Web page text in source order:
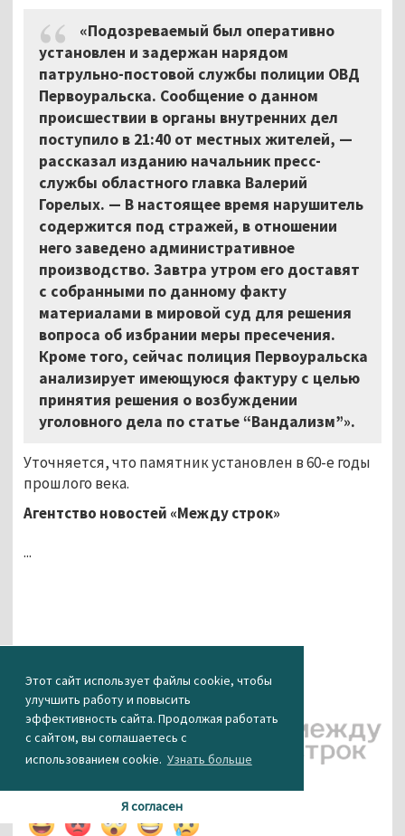
Этот сайт использует файлы cookie, чтобы
улучшить работу и повысить
эффективность сайта. Продолжая работать
с сайтом, вы соглашаетесь с
использованием cookie. Узнать больше
Я согласен
«Подозреваемый был оперативно
установлен и задержан нарядом
патрульно-постовой службы полиции ОВД
Первоуральска. Сообщение о данном
происшествии в органы внутренних дел
поступило в 21:40 от местных жителей, —
рассказал изданию начальник пресс-
службы областного главка Валерий
Горелых. — В настоящее время нарушитель
содержится под стражей, в отношении
него заведено административное
производство. Завтра утром его доставят
с собранными по данному факту
материалами в мировой суд для решения
вопроса об избрании меры пресечения.
Кроме того, сейчас полиция Первоуральска
анализирует имеющуюся фактуру с целью
принятия решения о возбуждении
уголовного дела по статье “Вандализм”».
Уточняется, что памятник установлен в 60-е годы
прошлого века.
Агентство новостей «Между строк»
...
КАК ВАМ НОВОСТЬ?